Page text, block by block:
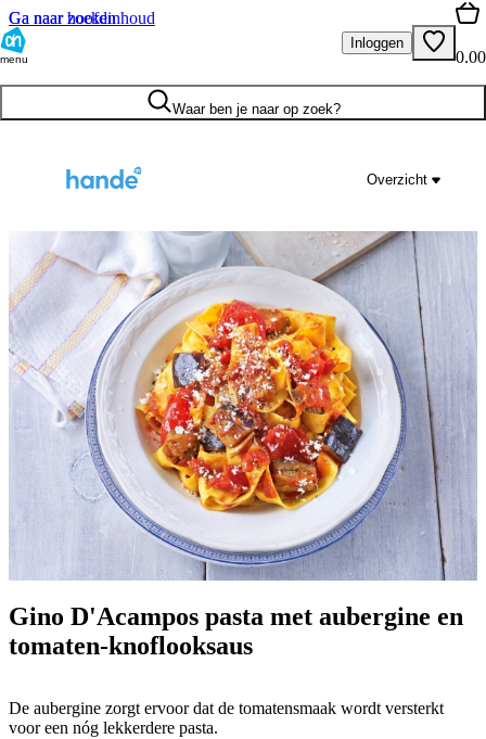
Ga naar hoofdinhoud
Ga naar zoeken
menu
Inloggen
0.00
Waar ben je naar op zoek?
Overzicht
Gino D'Acampos pasta met aubergine en
tomaten-knoflooksaus
De aubergine zorgt ervoor dat de tomatensmaak wordt versterkt
voor een nóg lekkerdere pasta.